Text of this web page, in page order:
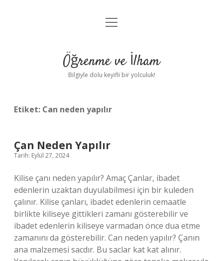
Anasayfa
Yasal Uyarı
menüyü
Öğrenme ve İlham
Bilgiyle dolu keyifli bir yolculuk!
Etiket: Can neden yapılır
Çan Neden Yapılır
Tarih: Eylül 27, 2024
Kilise çanı neden yapılır? Amaç Çanlar, ibadet
edenlerin uzaktan duyulabilmesi için bir kuleden
çalınır. Kilise çanları, ibadet edenlerin cemaatle
birlikte kiliseye gittikleri zamanı gösterebilir ve
ibadet edenlerin kiliseye varmadan önce dua etme
zamanını da gösterebilir. Can neden yapılır? Çanın
ana malzemesi sacdır. Bu saclar kat kat alınır.